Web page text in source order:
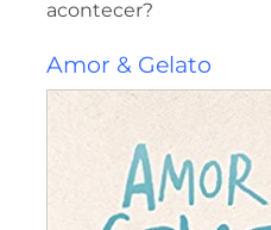
acontecer?
Amor & Gelato